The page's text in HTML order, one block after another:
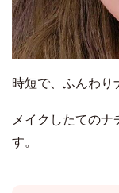
時短で、ふんわ
メイクしたてのナ
す。